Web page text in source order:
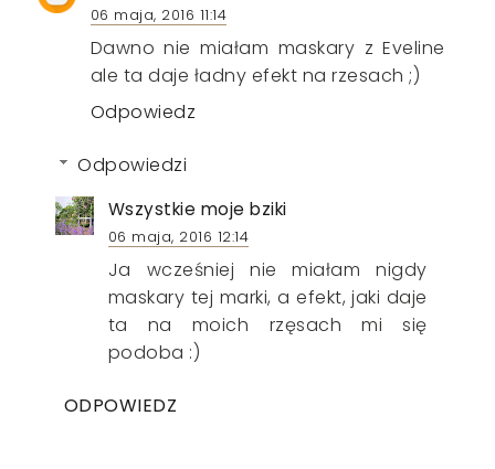
06 maja, 2016 11:14
Dawno nie miałam maskary z Eveline
ale ta daje ładny efekt na rzesach ;)
Odpowiedz
Odpowiedzi
Wszystkie moje bziki
06 maja, 2016 12:14
Ja wcześniej nie miałam nigdy
maskary tej marki, a efekt, jaki daje
ta na moich rzęsach mi się
podoba :)
ODPOWIEDZ